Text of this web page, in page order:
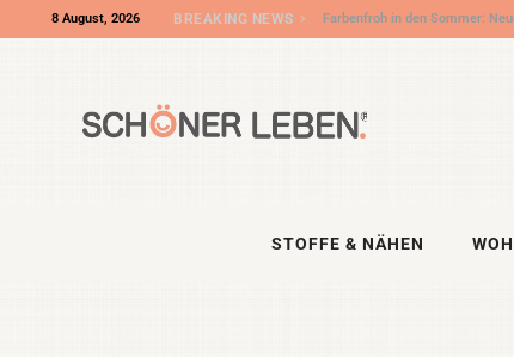
8 August, 2026 BREAKING NEWS Wir sind „Shop des Monats“ bei
STOFFE & NÄHEN